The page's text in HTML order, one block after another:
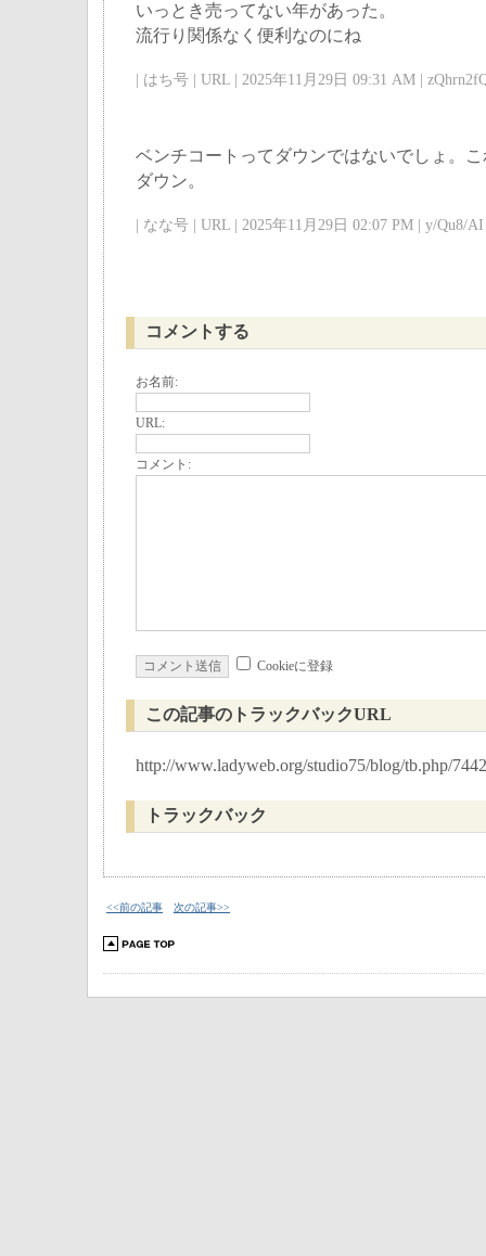
いっとき売ってない年があった。
流行り関係なく便利なのにね
| はち号 | URL | 2025年11月29日 09:31 AM |
ベンチコートってダウンではないでしょ。
ダウン。
| なな号 | URL | 2025年11月29日 02:07 PM | y/Qu8/
コメントする
お名前:
URL:
コメント:
Cookieに登録
この記事のトラックバックURL
http://www.ladyweb.org/studio75/blog/tb.php/7442
トラックバック
<<前の記事 次の記事>>